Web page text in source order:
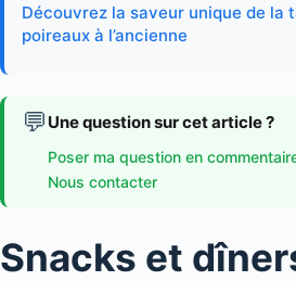
Découvrez la saveur unique de la
poireaux à l’ancienne
💬 Une question sur cet article ?
Poser ma question en
Nous contacter
Snacks et